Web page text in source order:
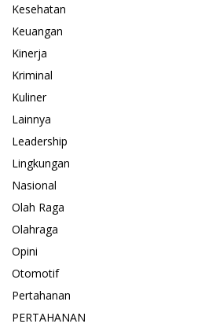
Kesehatan
Keuangan
Kinerja
Kriminal
Kuliner
Lainnya
Leadership
Lingkungan
Nasional
Olah Raga
Olahraga
Opini
Otomotif
Pertahanan
PERTAHANAN